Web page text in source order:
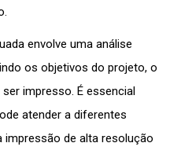
envolve uma análise
os objetivos do projeto, o
impresso. É essencial
atender a diferentes
impressão de alta resolução